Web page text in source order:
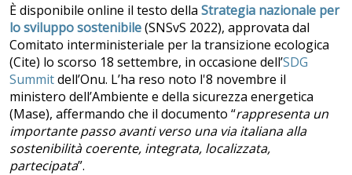
È disponibile online il testo della Strategia nazionale per
lo sviluppo sostenibile(SNSvS 2022), approvata dal
Comitato interministeriale per la transizione ecologica
(Cite) lo scorso 18 settembre, in occasione dell’SDG
Summitdell’Onu. L’ha reso noto l'8 novembre il
ministero dell’Ambiente e della sicurezza energetica
(Mase), affermando che il documento “rappresenta un
importante passo avanti verso una via italiana alla
sostenibilità coerente, integrata, localizzata,
partecipata”.